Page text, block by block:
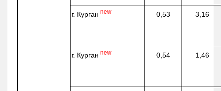
г. Курган new 0,53 3,16
г. Курган new 0,54 1,46